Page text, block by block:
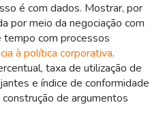
é com dados. Mostrar, por
por meio da negociação com
tempo com processos
à política corporativa.
taxa de utilização de
e índice de conformidade
de argumentos